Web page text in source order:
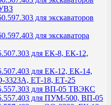
для экскаваторов
для экскаватора
для ЕК-8, ЕК-12,
для ЕК-12, ЕК-14,
3323А, ЕТ-18, ЕТ-25
для ВП-05 ТВЭКС
для ПУМ-500, ВП-05